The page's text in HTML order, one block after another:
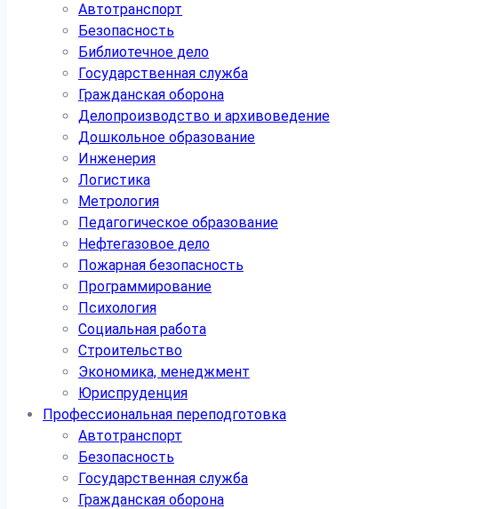
Автотранспорт
Безопасность
Библиотечное дело
Государственная служба
Гражданская оборона
Делопроизводство и архивоведение
Дошкольное образование
Инженерия
Логистика
Метрология
Педагогическое образование
Нефтегазовое дело
Пожарная безопасность
Программирование
Психология
Социальная работа
Строительство
Экономика, менеджмент
Юриспруденция
Профессиональная переподготовка
Автотранспорт
Безопасность
Государственная служба
Гражданская оборона